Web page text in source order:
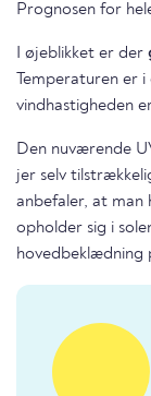
Prognosen for
I øjeblikket er der
Temperaturen er
vindhastigheden
Den nuværende
jer selv
anbefaler, at man
opholder sig i
hovedbeklædning